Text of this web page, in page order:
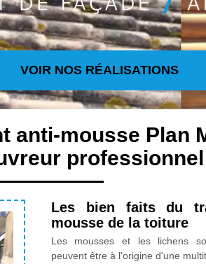
VOIR NOS RÉALISATIONS
anti-mousse Plan
professionnel
Les bien faits du
mousse de la toiture
Les mousses et les lichens
peuvent être à l'origine d'une